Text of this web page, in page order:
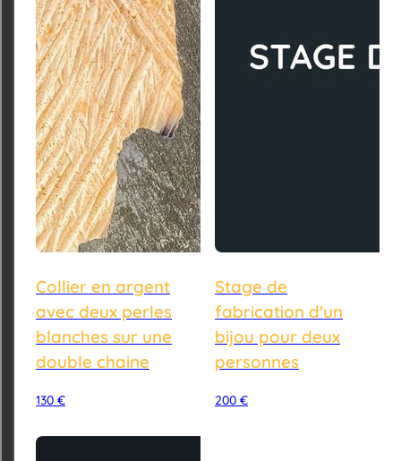
Collier en argent
avec deux perles
blanches sur une
double chaine
130 €
Stage de
fabrication d'un
bijou pour deux
personnes
200 €